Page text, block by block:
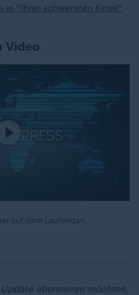
in "ihrer schwersten Krise"
Video
auf dem Laufenden
abonnieren möchten,